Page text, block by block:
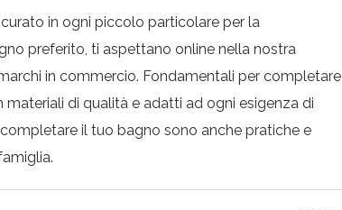
in ogni piccolo particolare per la
preferito, ti aspettano online nella nostra
in commercio. Fondamentali per completare
di qualità e adatti ad ogni esigenza di
il tuo bagno sono anche pratiche e